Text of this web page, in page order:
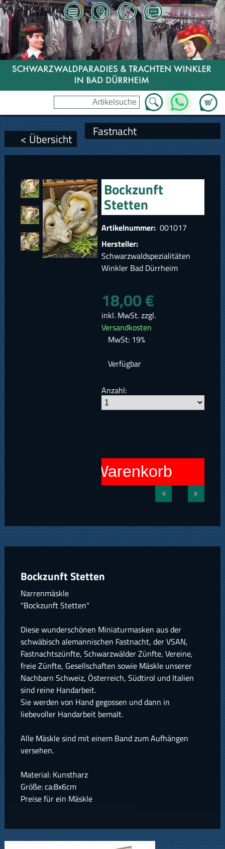
Zum
WhatsApp
< Übersicht Fastnacht
Bockzunft
Stetten
Artikelnummer: 001017
Hersteller:
Schwarzwaldspezialitäten
Winkler Bad Dürrheim
18,00 €
inkl. MwSt. zzgl.
Versandkosten
MwSt: 19%
Verfügbar
Anzahl:
In den Warenkorb
Bockzunft Stetten
Narrenmäskle
"Bockzunft Stetten"
Diese wunderschönen Miniaturmasken aus der
schwäbisch alemannischen Fastnacht, der VSAN,
Fastnachtszünfte, Schwarzwälder Zünfte, Vereine,
freie Zünfte, Gesellschaften sowie Mäskle unserer
Nachbarn Schweiz, Österreich, Südtirol und Italien
sind reine Handarbeit.
Sie werden von Hand gegossen und dann in
liebevoller Handarbeit bemalt.
Alle Mäskle sind mit einem Band zum Aufhängen
versehen.
Material: Kunstharz
Größe: ca:8x6cm
Preise für ein Mäskle